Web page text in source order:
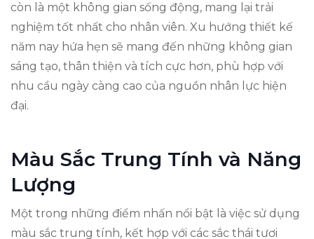
còn là một không gian sống động, mang lại trải
nghiệm tốt nhất cho nhân viên. Xu hướng thiết kế
năm nay hứa hẹn sẽ mang đến những không gian
sáng tạo, thân thiện và tích cực hơn, phù hợp với
nhu cầu ngày càng cao của nguồn nhân lực hiện
đại.
Màu Sắc Trung Tính và Năng
Lượng
Một trong những điểm nhấn nổi bật là việc sử dụng
màu sắc trung tính, kết hợp với các sắc thái tươi